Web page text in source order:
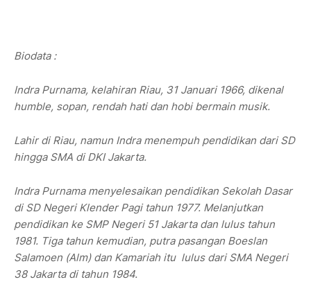
Biodata :
Indra Purnama, kelahiran Riau, 31 Januari 1966, dikenal
humble, sopan, rendah hati dan hobi bermain musik.
Lahir di Riau, namun Indra menempuh pendidikan dari SD
hingga SMA di DKI Jakarta.
Indra Purnama menyelesaikan pendidikan Sekolah Dasar
di SD Negeri Klender Pagi tahun 1977. Melanjutkan
pendidikan ke SMP Negeri 51 Jakarta dan lulus tahun
1981. Tiga tahun kemudian, putra pasangan Boeslan
Salamoen (Alm) dan Kamariah itu lulus dari SMA Negeri
38 Jakarta di tahun 1984.